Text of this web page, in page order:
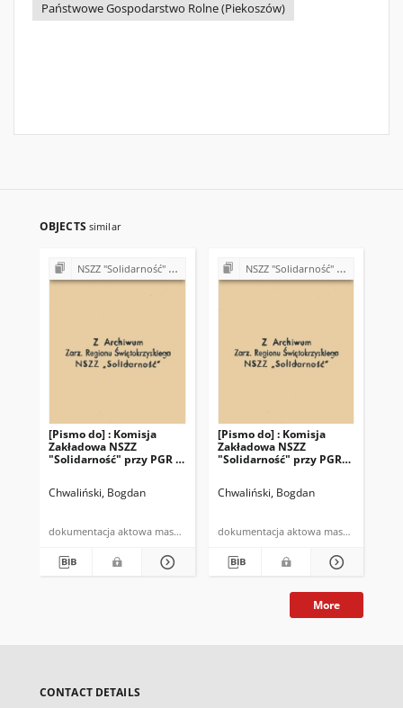
Państwowe Gospodarstwo Rolne (Piekoszów)
OBJECTS similar
NSZZ "Solidarność" w Państwowym Gospodarstwie Rolnym w Piekoszowie
[Pismo do] : Komisja
Zakładowa NSZZ
"Solidarność" przy PGR w
Chwaliński, Bogdan
dokumentacja aktowa maszynopis
NSZZ "Solidarność" w Państwowym Gospodarstwie Rolnym w Piekoszowie
[Pismo do] : Komisja
Zakładowa NSZZ
"Solidarność" przy PGR
Chwaliński, Bogdan
dokumentacja aktowa maszynopis
More
CONTACT DETAILS